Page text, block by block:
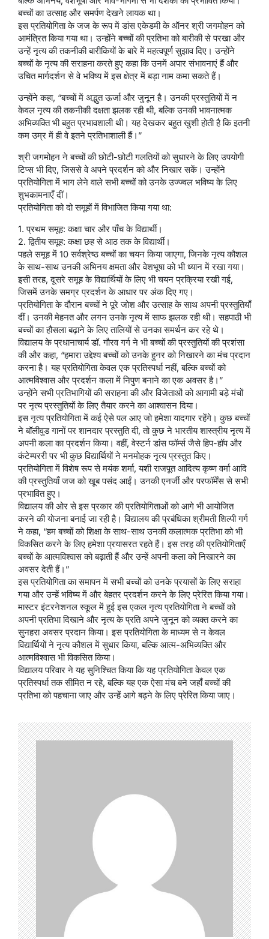
बच्चों का उत्साह और समर्पण देखने लायक था।
इस प्रतियोगिता के जज के रूप में डांस एकेडमी के ऑनर श्री जगमोहन को
आमंत्रित किया गया था। उन्होंने बच्चों की प्रतिभा को बारीकी से परखा और
उन्हें नृत्य की तकनीकी बारीकियों के बारे में महत्वपूर्ण सुझाव दिए। उन्होंने
बच्चों के नृत्य की सराहना करते हुए कहा कि उनमें अपार संभावनाएं हैं और
उचित मार्गदर्शन से वे भविष्य में इस क्षेत्र में बड़ा नाम कमा सकते हैं।
उन्होंने कहा, “बच्चों में अद्भुत ऊर्जा और जुनून है। उनकी प्रस्तुतियों में न
केवल नृत्य की तकनीकी दक्षता झलक रही थी, बल्कि उनकी भावनात्मक
अभिव्यक्ति भी बहुत प्रभावशाली थी। यह देखकर बहुत खुशी होती है कि इतनी
कम उम्र में ही वे इतने प्रतिभाशाली हैं।”
श्री जगमोहन ने बच्चों की छोटी-छोटी गलतियों को सुधारने के लिए उपयोगी
टिप्स भी दिए, जिससे वे अपने प्रदर्शन को और निखार सकें। उन्होंने
प्रतियोगिता में भाग लेने वाले सभी बच्चों को उनके उज्ज्वल भविष्य के लिए
शुभकामनाएँ दीं।
प्रतियोगिता को दो समूहों में विभाजित किया गया था:
1. प्रथम समूह: कक्षा चार और पाँच के विद्यार्थी।
2. द्वितीय समूह: कक्षा छह से आठ तक के विद्यार्थी।
पहले समूह में 10 सर्वश्रेष्ठ बच्चों का चयन किया जाएगा, जिनके नृत्य कौशल
के साथ-साथ उनकी अभिनय क्षमता और वेशभूषा को भी ध्यान में रखा गया।
इसी तरह, दूसरे समूह के विद्यार्थियों के लिए भी चयन प्रक्रिया रखी गई,
जिसमें उनके समग्र प्रदर्शन के आधार पर अंक दिए गए।
प्रतियोगिता के दौरान बच्चों ने पूरे जोश और उत्साह के साथ अपनी प्रस्तुतियाँ
दीं। उनकी मेहनत और लगन उनके नृत्य में साफ झलक रही थी। सहपाठी भी
बच्चों का हौसला बढ़ाने के लिए तालियों से उनका समर्थन कर रहे थे।
विद्यालय के प्रधानाचार्य डॉ. गौरव गर्ग ने भी बच्चों की प्रस्तुतियों की प्रशंसा
की और कहा, “हमारा उद्देश्य बच्चों को उनके हुनर को निखारने का मंच प्रदान
करना है। यह प्रतियोगिता केवल एक प्रतिस्पर्धा नहीं, बल्कि बच्चों को
आत्मविश्वास और प्रदर्शन कला में निपुण बनाने का एक अवसर है।”
उन्होंने सभी प्रतिभागियों की सराहना की और विजेताओं को आगामी बड़े मंचों
पर नृत्य प्रस्तुतियों के लिए तैयार करने का आश्वासन दिया।
इस नृत्य प्रतियोगिता में कई ऐसे पल आए जो हमेशा यादगार रहेंगे। कुछ बच्चों
ने बॉलीवुड गानों पर शानदार प्रस्तुति दी, तो कुछ ने भारतीय शास्त्रीय नृत्य में
अपनी कला का प्रदर्शन किया। वहीं, वेस्टर्न डांस फॉर्म्स जैसे हिप-हॉप और
कंटेम्पररी पर भी कुछ विद्यार्थियों ने मनमोहक नृत्य प्रस्तुत किए।
प्रतियोगिता में विशेष रूप से मयंक शर्मा, यशी राजपूत आदित्य कृष्ण वर्मा आदि
की प्रस्तुतियाँ जज को खूब पसंद आईं। उनकी एनर्जी और परफॉर्मेंस से सभी
प्रभावित हुए।
विद्यालय की ओर से इस प्रकार की प्रतियोगिताओं को आगे भी आयोजित
करने की योजना बनाई जा रही है। विद्यालय की प्रबंधिका श्रीमती शिल्पी गर्ग
ने कहा, “हम बच्चों को शिक्षा के साथ-साथ उनकी कलात्मक प्रतिभा को भी
विकसित करने के लिए हमेशा प्रयासरत रहते हैं। इस तरह की प्रतियोगिताएँ
बच्चों के आत्मविश्वास को बढ़ाती हैं और उन्हें अपनी कला को निखारने का
अवसर देती हैं।”
इस प्रतियोगिता का समापन में सभी बच्चों को उनके प्रयासों के लिए सराहा
गया और उन्हें भविष्य में और बेहतर प्रदर्शन करने के लिए प्रेरित किया गया।
मास्टर इंटरनेशनल स्कूल में हुई इस एकल नृत्य प्रतियोगिता ने बच्चों को
अपनी प्रतिभा दिखाने और नृत्य के प्रति अपने जुनून को व्यक्त करने का
सुनहरा अवसर प्रदान किया। इस प्रतियोगिता के माध्यम से न केवल
विद्यार्थियों ने नृत्य कौशल में सुधार किया, बल्कि आत्म-अभिव्यक्ति और
आत्मविश्वास भी विकसित किया।
विद्यालय परिवार ने यह सुनिश्चित किया कि यह प्रतियोगिता केवल एक
प्रतिस्पर्धा तक सीमित न रहे, बल्कि यह एक ऐसा मंच बने जहाँ बच्चों की
प्रतिभा को पहचाना जाए और उन्हें आगे बढ़ने के लिए प्रेरित किया जाए।